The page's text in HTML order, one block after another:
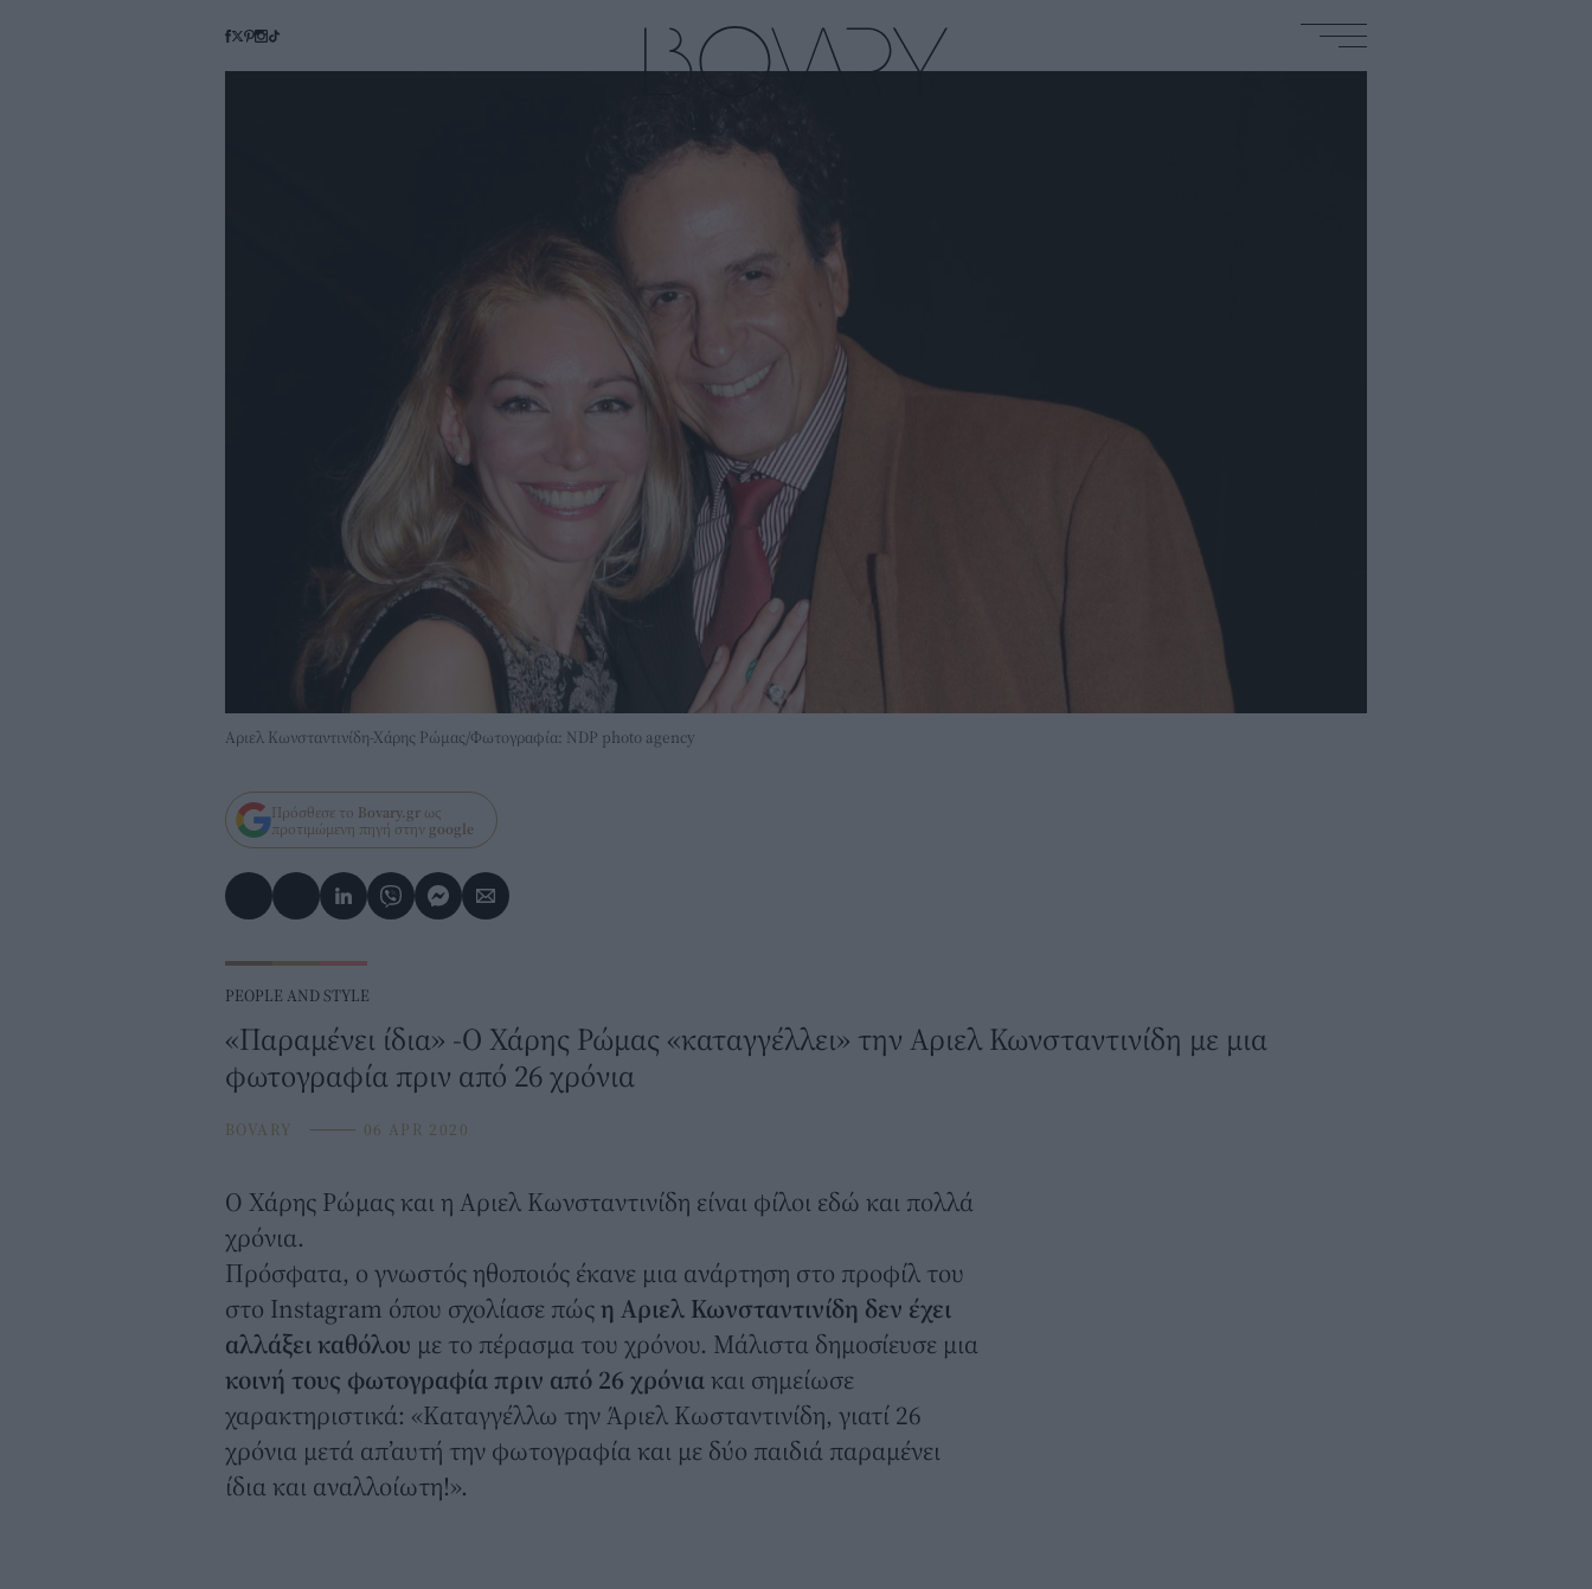
Aριελ Κωνσταντινίδη-Χάρης Ρώμας/Φωτογραφία: NDP photo agency
Πρόσθεσε το Bovary.gr ως
προτιμώμενη πηγή στην google
PEOPLE AND STYLE
«Παραμένει ίδια» -O Χάρης Ρώμας «καταγγέλλει» την Αριελ Κωνσταντινίδη με μια
φωτογραφία πριν από 26 χρόνια
BOVARY ⸻ 06 APR 2020
O Χάρης Ρώμας και η Αριελ Κωνσταντινίδη είναι φίλοι εδώ και πολλά
χρόνια.
Πρόσφατα, ο γνωστός ηθοποιός έκανε μια ανάρτηση στο προφίλ του
στο Instagram όπου σχολίασε πώςη Αριελ Κωνσταντινίδη δεν έχει
αλλάξει καθόλου με το πέρασμα του χρόνου. Μάλιστα δημοσίευσε μια
κοινή τους φωτογραφία πριν από 26 χρόνιακαι σημείωσε
χαρακτηριστικά: «Καταγγέλλω την Άριελ Κωσταντινίδη, γιατί 26
χρόνια μετά απ’αυτή την φωτογραφία και με δύο παιδιά παραμένει
ίδια και αναλλοίωτη!».